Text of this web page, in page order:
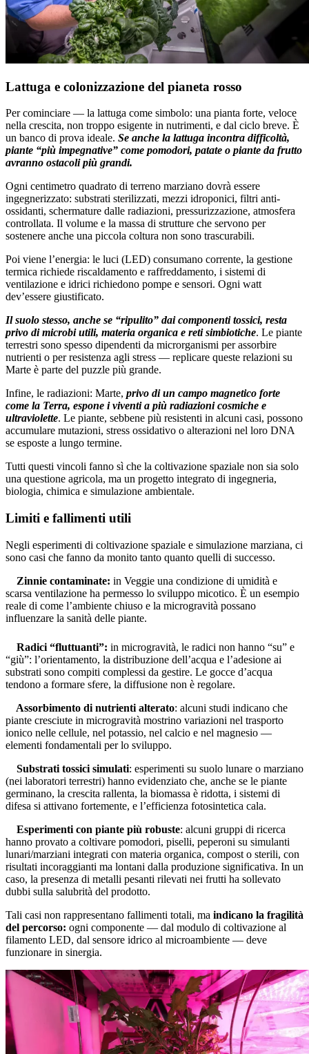
Lattuga e colonizzazione del pianeta rosso
Per cominciare — la lattuga come simbolo: una pianta forte, veloce
nella crescita, non troppo esigente in nutrimenti, e dal ciclo breve. È
un banco di prova ideale. Se anche la lattuga incontra difficoltà,
piante “più impegnative” come pomodori, patate o piante da frutto
avranno ostacoli più grandi.
Ogni centimetro quadrato di terreno marziano dovrà essere
ingegnerizzato: substrati sterilizzati, mezzi idroponici, filtri anti-
ossidanti, schermature dalle radiazioni, pressurizzazione, atmosfera
controllata. Il volume e la massa di strutture che servono per
sostenere anche una piccola coltura non sono trascurabili.
Poi viene l’energia: le luci (LED) consumano corrente, la gestione
termica richiede riscaldamento e raffreddamento, i sistemi di
ventilazione e idrici richiedono pompe e sensori. Ogni watt
dev’essere giustificato.
Il suolo stesso, anche se “ripulito” dai componenti tossici, resta
privo di microbi utili, materia organica e reti simbiotiche. Le piante
terrestri sono spesso dipendenti da microrganismi per assorbire
nutrienti o per resistenza agli stress — replicare queste relazioni su
Marte è parte del puzzle più grande.
Infine, le radiazioni: Marte, privo di un campo magnetico forte
come la Terra, espone i viventi a più radiazioni cosmiche e
ultraviolette. Le piante, sebbene più resistenti in alcuni casi, possono
accumulare mutazioni, stress ossidativo o alterazioni nel loro DNA
se esposte a lungo termine.
Tutti questi vincoli fanno sì che la coltivazione spaziale non sia solo
una questione agricola, ma un progetto integrato di ingegneria,
biologia, chimica e simulazione ambientale.
Limiti e fallimenti utili
Negli esperimenti di coltivazione spaziale e simulazione marziana, ci
sono casi che fanno da monito tanto quanto quelli di successo.
Zinnie contaminate: in Veggie una condizione di umidità e
scarsa ventilazione ha permesso lo sviluppo micotico. È un esempio
reale di come l’ambiente chiuso e la microgravità possano
influenzare la sanità delle piante.
Radici “fluttuanti”: in microgravità, le radici non hanno “su” e
“giù”: l’orientamento, la distribuzione dell’acqua e l’adesione ai
substrati sono compiti complessi da gestire. Le gocce d’acqua
tendono a formare sfere, la diffusione non è regolare.
Assorbimento di nutrienti alterato: alcuni studi indicano che
piante cresciute in microgravità mostrino variazioni nel trasporto
ionico nelle cellule, nel potassio, nel calcio e nel magnesio —
elementi fondamentali per lo sviluppo.
Substrati tossici simulati: esperimenti su suolo lunare o marziano
(nei laboratori terrestri) hanno evidenziato che, anche se le piante
germinano, la crescita rallenta, la biomassa è ridotta, i sistemi di
difesa si attivano fortemente, e l’efficienza fotosintetica cala.
Esperimenti con piante più robuste: alcuni gruppi di ricerca
hanno provato a coltivare pomodori, piselli, peperoni su simulanti
lunari/marziani integrati con materia organica, compost o sterili, con
risultati incoraggianti ma lontani dalla produzione significativa. In un
caso, la presenza di metalli pesanti rilevati nei frutti ha sollevato
dubbi sulla salubrità del prodotto.
Tali casi non rappresentano fallimenti totali, ma indicano la fragilità
del percorso: ogni componente — dal modulo di coltivazione al
filamento LED, dal sensore idrico al microambiente — deve
funzionare in sinergia.